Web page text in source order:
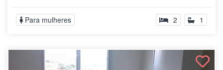
Para mulheres 2 1